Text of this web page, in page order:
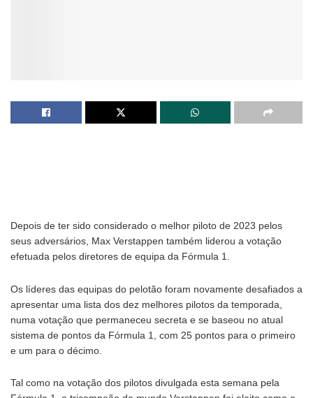
Depois de ter sido considerado o melhor piloto de 2023 pelos
seus adversários, Max Verstappen também liderou a votação
efetuada pelos diretores de equipa da Fórmula 1.
Os líderes das equipas do pelotão foram novamente desafiados a
apresentar uma lista dos dez melhores pilotos da temporada,
numa votação que permaneceu secreta e se baseou no atual
sistema de pontos da Fórmula 1, com 25 pontos para o primeiro
e um para o décimo.
Tal como na votação dos pilotos divulgada esta semana pela